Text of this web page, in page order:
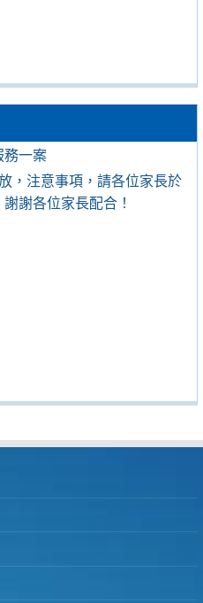
務一案
，注意事項，請各位家長於
謝各位家長配合！